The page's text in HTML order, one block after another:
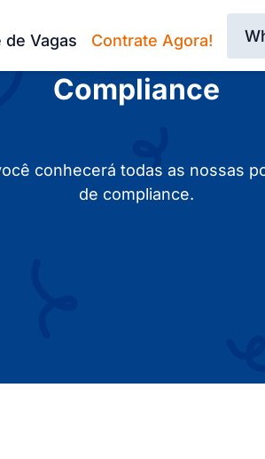
Vagas Contrate Agora!
Compliance​
conhecerá todas as nossas
de compliance.